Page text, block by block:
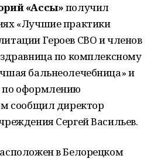
«Ассы»получил
«Лучшие практики
Героев СВО и членов
по комплексному
бальнеолечебница» и
по оформлению
сообщил директор
Сергей Васильев.
в Белорецком